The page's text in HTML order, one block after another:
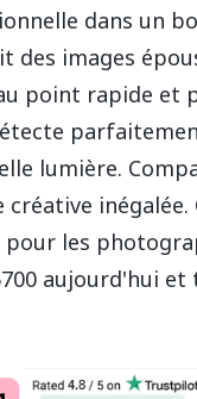
dans un
des images
point rapide et
lumière.
les
aujourd'hui